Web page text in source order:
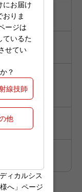
サービス
エノスアイ
末時点）
にお届け
おりま
ージは
ているた
せてい
？
線技師
他
ィカルシス
へ」ページ